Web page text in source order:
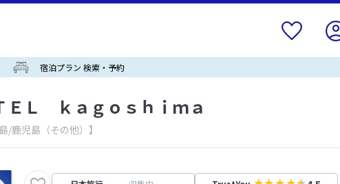
宿泊プラン 検索・予約
Ｌ ｋａｇｏｓｈｉｍａ
/鹿児島（その他）】